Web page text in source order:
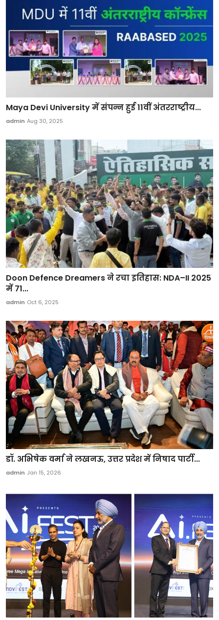
Maya Devi University में संपन्न हुई 11वीं अंतरराष्ट्रीय...
admin Aug 30, 2025
Doon Defence Dreamers ने रचा इतिहास: NDA–II 2025
में 71...
admin Oct 6, 2025
डॉ. अभिषेक वर्मा ने लखनऊ, उत्तर प्रदेश में निषाद पार्टी...
admin Jan 15, 2026